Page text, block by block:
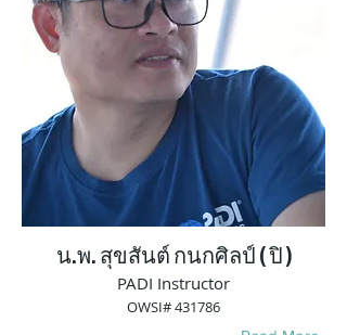
น.พ. สุขสันต์ กนกศิลป์ ( ปิ )
PADI Instructor
OWSI# 431786